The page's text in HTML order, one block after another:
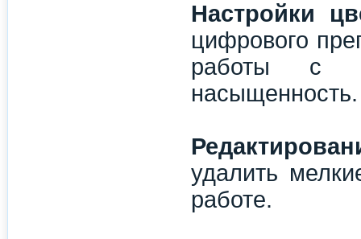
Настройки
цифрового
работы с
насыщенность.
удалить
работе.